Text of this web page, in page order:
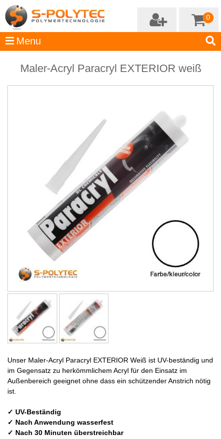
0
Maler-Acryl Paracryl EXTERIOR weiß
Unser Maler-Acryl Paracryl EXTERIOR Weiß ist UV-beständig und
im Gegensatz zu herkömmlichem Acryl für den Einsatz im
Außenbereich geeignet ohne dass ein schützender Anstrich nötig
ist.
✓ UV-Beständig
✓ Nach Anwendung wasserfest
✓ Nach 30 Minuten überstreichbar